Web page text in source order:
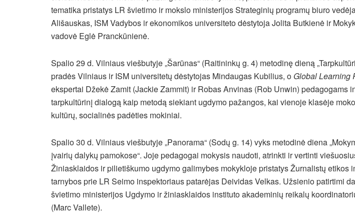
tematika pristatys LR švietimo ir mokslo ministerijos Strateginių programų biuro
Ališauskas, ISM Vadybos ir ekonomikos universiteto dėstytoja Jolita Butkienė ir
vadovė Eglė Pranckūnienė.
Spalio 29 d. Vilniaus viešbutyje „Šarūnas“ (Raitininkų g. 4) metodinę dieną
pradės Vilniaus ir ISM universitetų dėstytojas Mindaugas Kubilius, o Global Learning
ekspertai Džekė Zamit (Jackie Zammit) ir Robas Anvinas (Rob Unwin) pedagogams
tarpkultūrinį dialogą kaip metodą siekiant ugdymo pažangos, kai vienoje klasėje
kultūrų, socialinės padėties mokiniai.
Spalio 30 d. Vilniaus viešbutyje „Panorama“ (Sodų g. 14) vyks metodinė diena
įvairių dalykų pamokose“. Joje pedagogai mokysis naudoti, atrinkti ir vertinti
Žiniasklaidos ir pilietiškumo ugdymo galimybes mokykloje pristatys Žurnalistų etikos
tarnybos prie LR Seimo inspektoriaus patarėjas Deividas Velkas. Užsienio patirtimi
švietimo ministerijos Ugdymo ir žiniasklaidos instituto akademinių reikalų
(Marc Vallete).